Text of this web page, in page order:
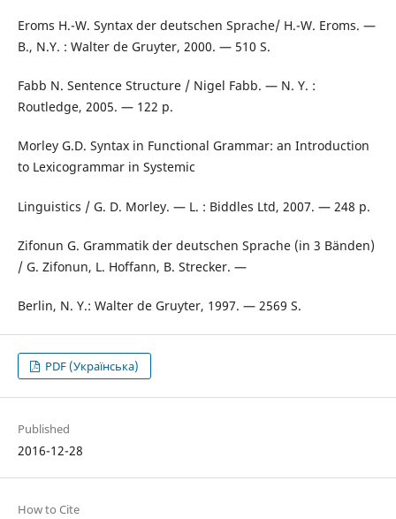
Eroms H.-W. Syntax der deutschen Sprache/ H.-W. Eroms. —
B., N.Y. : Walter de Gruyter, 2000. — 510 S.
Fabb N. Sentence Structure / Nigel Fabb. — N. Y. :
Routledge, 2005. — 122 p.
Morley G.D. Syntax in Functional Grammar: an Introduction
to Lexicogrammar in Systemic
Linguistics / G. D. Morley. — L. : Biddles Ltd, 2007. — 248 p.
Zifonun G. Grammatik der deutschen Sprache (in 3 Bänden)
/ G. Zifonun, L. Hoffann, B. Strecker. —
Berlin, N. Y.: Walter de Gruyter, 1997. — 2569 S.
PDF (Українська)
Published
2016-12-28
How to Cite